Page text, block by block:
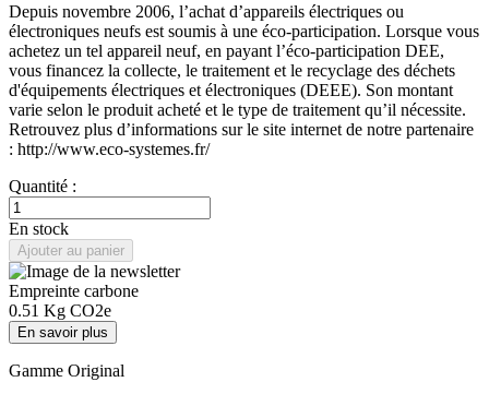
Depuis novembre 2006, l’achat d’appareils électriques ou
électroniques neufs est soumis à une éco-participation. Lorsque vous
achetez un tel appareil neuf, en payant l’éco-participation DEE,
vous financez la collecte, le traitement et le recyclage des déchets
d'équipements électriques et électroniques (DEEE). Son montant
varie selon le produit acheté et le type de traitement qu’il nécessite.
Retrouvez plus d’informations sur le site internet de notre partenaire
: http://www.eco-systemes.fr/
Quantité :
En stock
Ajouter au panier
Empreinte carbone
0.51 Kg CO2e
En savoir plus
Gamme Original